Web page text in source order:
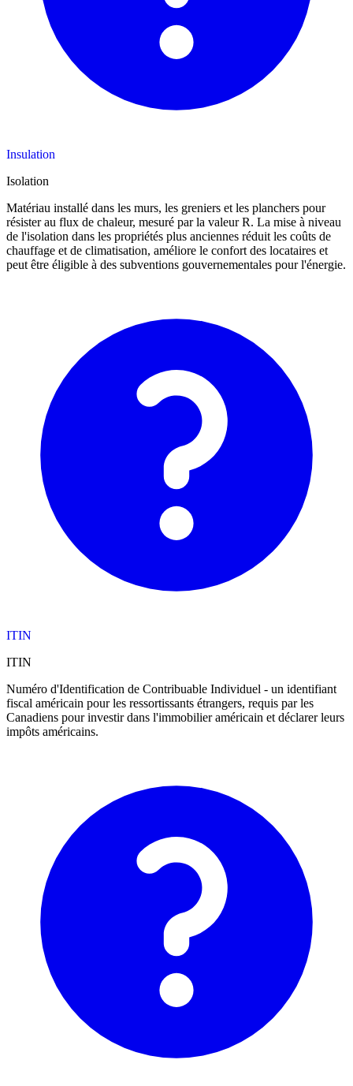
Insulation
Isolation
Matériau installé dans les murs, les greniers et les planchers pour
résister au flux de chaleur, mesuré par la valeur R. La mise à niveau
de l'isolation dans les propriétés plus anciennes réduit les coûts de
chauffage et de climatisation, améliore le confort des locataires et
peut être éligible à des subventions gouvernementales pour l'énergie.
ITIN
ITIN
Numéro d'Identification de Contribuable Individuel - un identifiant
fiscal américain pour les ressortissants étrangers, requis par les
Canadiens pour investir dans l'immobilier américain et déclarer leurs
impôts américains.